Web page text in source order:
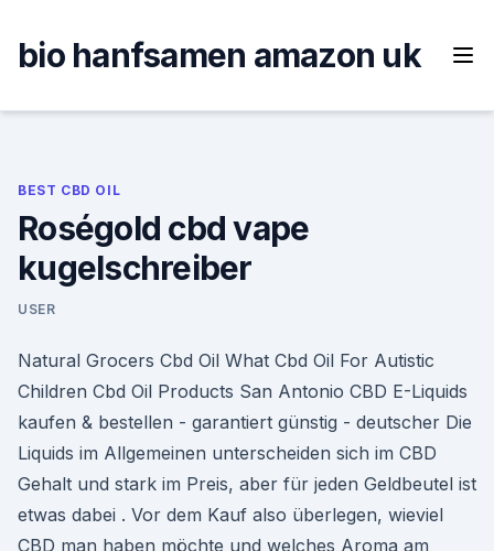
content
bio hanfsamen amazon uk
BEST CBD OIL
Roségold cbd vape
kugelschreiber
USER
Natural Grocers Cbd Oil What Cbd Oil For Autistic
Children Cbd Oil Products San Antonio CBD E-Liquids
kaufen & bestellen - garantiert günstig - deutscher Die
Liquids im Allgemeinen unterscheiden sich im CBD
Gehalt und stark im Preis, aber für jeden Geldbeutel ist
etwas dabei . Vor dem Kauf also überlegen, wieviel
CBD man haben möchte und welches Aroma am